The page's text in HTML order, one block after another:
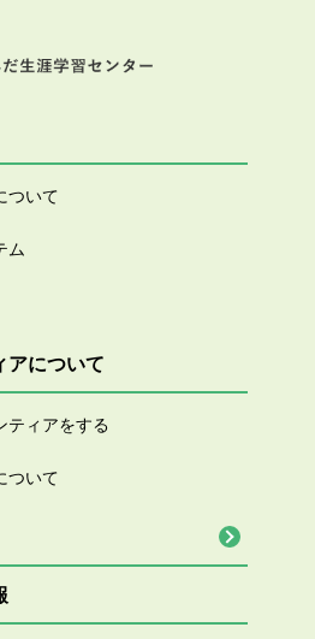
ついて
ム
アについて
ティアをする
ついて